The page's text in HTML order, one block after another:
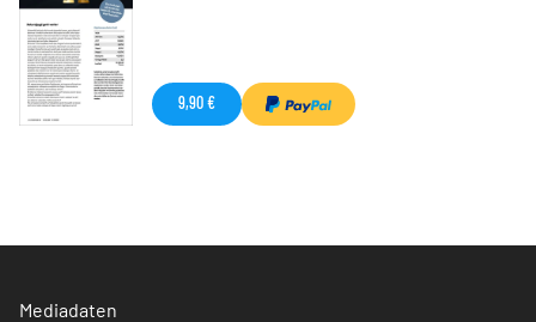
9,90 €
Mediadaten